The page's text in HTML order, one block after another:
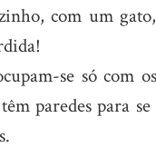
com um
se só com
paredes para